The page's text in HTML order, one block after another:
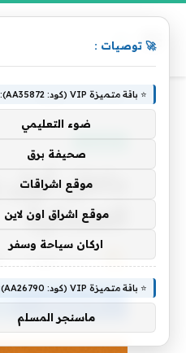
الرئيسية » تكنولوجيا »
داخل
الصدارة
بواسطة فريق alwahah23 مايو، 2025
فيسبوك
🚀 توصيات :
⭐ باقة متميزة VIP (كود: AA35872):
ضوء التعليمي
صحيفة برق
موقع اشراقات
موقع اشراق اون لاين
اركان سياحة وسفر
⭐ باقة متميزة VIP (كود: AA26790):
ماسنجر المسلم